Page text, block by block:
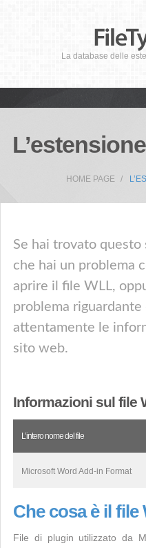
La database delle
HOME PAGE
Se hai trovato
che hai un problema
aprire il file WLL,
problema
attentamente le
sito web.
Informazioni sul file
L’intero nome del file
Microsoft Word Add-in Format
Che cosa è il file
File di plugin utilizzato da